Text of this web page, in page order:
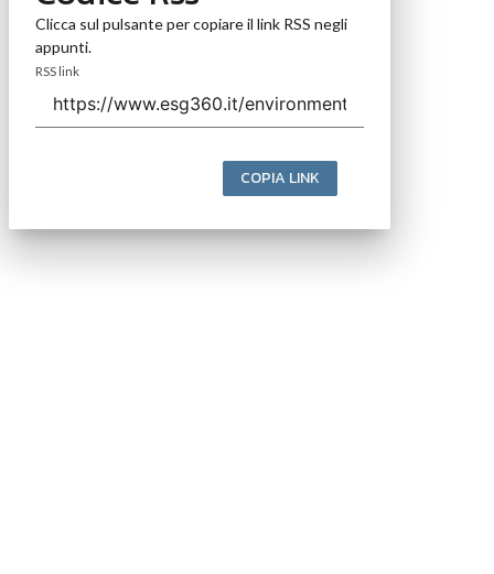
Clicca sul pulsante per copiare il link RSS negli
appunti.
RSS link
COPIA LINK